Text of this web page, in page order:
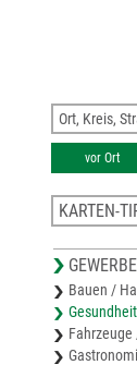
vor Ort
KARTEN-
Stadtplan
Stadtplan
Stadtplan
Karte
GEWERBE
Bauen /